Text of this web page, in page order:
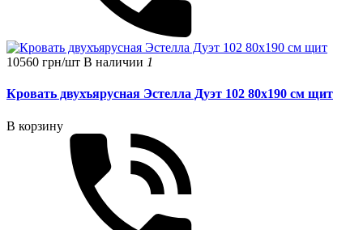
10560 грн/шт В наличии 1
Кровать двухъярусная Эстелла Дуэт 102 80x190 см щит
В корзину